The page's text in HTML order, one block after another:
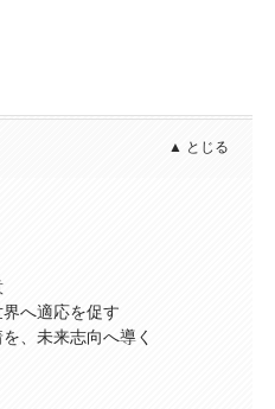
へ適応を促す
、未来志向へ導く